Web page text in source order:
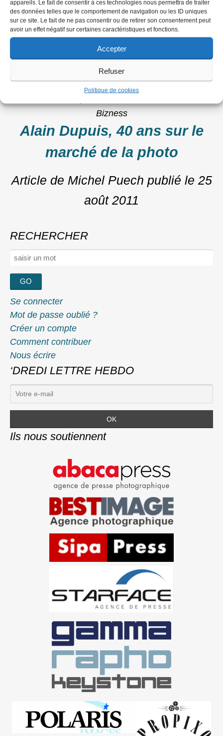
appareils. Le fait de consentir à ces technologies nous permettra de traiter
des données telles que le comportement de navigation ou les ID uniques
sur ce site. Le fait de ne pas consentir ou de retirer son consentement peut
avoir un effet négatif sur certaines caractéristiques et fonctions.
Accepter
Refuser
Politique de cookies
ACTUALITES
Alain Dupuis, memories of a
mythical salesman
Article de Michel Puech
septembre 2011
Bizness
Alain Dupuis, 40 ans sur le
marché de la photo
Article de Michel Puech publié le 25
août 2011
RECHERCHER
Rechercher :
Se connecter
Mot de passe oublié ?
Créer un compte
Comment contribuer
Nous écrire
‘DREDI LETTRE HEBDO
Ils nous soutiennent